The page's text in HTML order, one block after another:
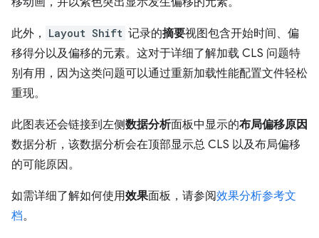
此外， Layout Shift 记录的摘要视图包含开始时间、偏
移得分以及偏移的元素。这对于详细了解加载 CLS 问题特
别有用，因为这类问题可以通过重新加载性能配置文件轻松
重现。
此图表还会链接到左侧数据分析面板中显示的布局偏移原因
数据分析，该数据分析会在顶部显示总 CLS 以及布局偏移
的可能原因。
如需详细了解如何使用效果面板，请参阅效果分析参考文
档。